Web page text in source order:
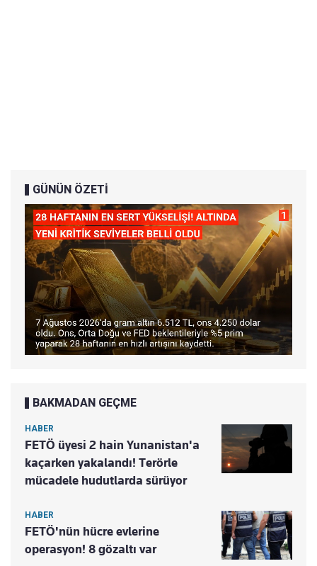
GÜNÜN ÖZETİ
BAKMADAN GEÇME
HABER
FETÖ üyesi 2 hain Yunanistan'a
kaçarken yakalandı! Terörle
mücadele hudutlarda sürüyor
HABER
FETÖ'nün hücre evlerine
operasyon! 8 gözaltı var